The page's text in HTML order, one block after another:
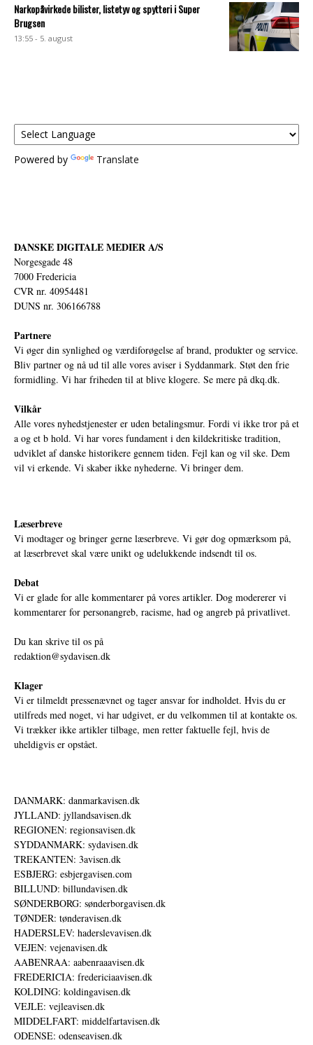
Narkopåvirkede bilister, listetyv og spytteri i Super
Brugsen
13:55 - 5. august
Powered by Translate
DANSKE DIGITALE MEDIER A/S
Norgesgade 48
7000 Fredericia
CVR nr. 40954481
DUNS nr. 306166788
Partnere
Vi øger din synlighed og værdiforøgelse af brand, produkter og service.
Bliv partner og nå ud til alle vores aviser i Syddanmark. Støt den frie
formidling. Vi har friheden til at blive klogere. Se mere på dkq.dk.
Vilkår
Alle vores nyhedstjenester er uden betalingsmur. Fordi vi ikke tror på et
a og et b hold. Vi har vores fundament i den kildekritiske tradition,
udviklet af danske historikere gennem tiden. Fejl kan og vil ske. Dem
vil vi erkende. Vi skaber ikke nyhederne. Vi bringer dem.
Læserbreve
Vi modtager og bringer gerne læserbreve. Vi gør dog opmærksom på,
at læserbrevet skal være unikt og udelukkende indsendt til os.
Debat
Vi er glade for alle kommentarer på vores artikler. Dog modererer vi
kommentarer for personangreb, racisme, had og angreb på privatlivet.
Du kan skrive til os på
redaktion@sydavisen.dk
Klager
Vi er tilmeldt pressenævnet og tager ansvar for indholdet. Hvis du er
utilfreds med noget, vi har udgivet, er du velkommen til at kontakte os.
Vi trækker ikke artikler tilbage, men retter faktuelle fejl, hvis de
uheldigvis er opstået.
DANMARK: danmarkavisen.dk
JYLLAND: jyllandsavisen.dk
REGIONEN: regionsavisen.dk
SYDDANMARK: sydavisen.dk
TREKANTEN: 3avisen.dk
ESBJERG: esbjergavisen.com
BILLUND: billundavisen.dk
SØNDERBORG: sønderborgavisen.dk
TØNDER: tønderavisen.dk
HADERSLEV: haderslevavisen.dk
VEJEN: vejenavisen.dk
AABENRAA: aabenraaavisen.dk
FREDERICIA: fredericiaavisen.dk
KOLDING: koldingavisen.dk
VEJLE: vejleavisen.dk
MIDDELFART: middelfartavisen.dk
ODENSE: odenseavisen.dk